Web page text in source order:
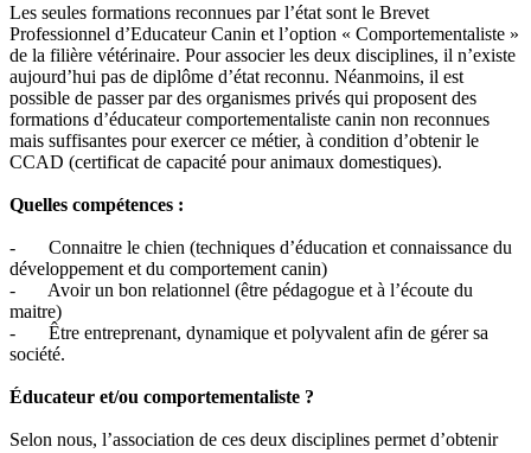
Les seules formations reconnues par l’état sont le Brevet
Professionnel d’Educateur Canin et l’option « Comportementaliste »
de la filière vétérinaire. Pour associer les deux disciplines, il n’existe
aujourd’hui pas de diplôme d’état reconnu. Néanmoins, il est
possible de passer par des organismes privés qui proposent des
formations d’éducateur comportementaliste canin non reconnues
mais suffisantes pour exercer ce métier, à condition d’obtenir le
CCAD (certificat de capacité pour animaux domestiques).
Quelles compétences :
- Connaitre le chien (techniques d’éducation et connaissance du
développement et du comportement canin)
- Avoir un bon relationnel (être pédagogue et à l’écoute du
maitre)
- Être entreprenant, dynamique et polyvalent afin de gérer sa
société.
Éducateur et/ou comportementaliste ?
Selon nous, l’association de ces deux disciplines permet d’obtenir